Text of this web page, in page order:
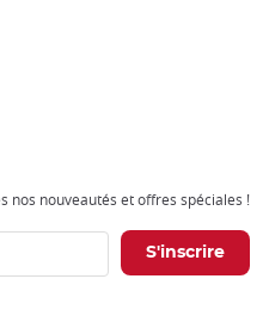
nos nouveautés et offres spéciales !